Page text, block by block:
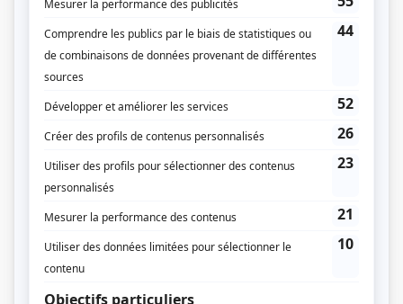
Websérie
Réalisation
Production
Anaëlle Béglet
Textes
Simone Béatrice Gravel
Script-édition
Diffuseur(s)